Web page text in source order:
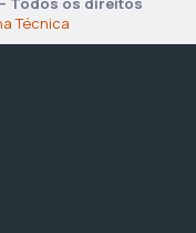
Técnica